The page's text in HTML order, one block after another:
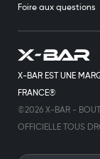
X-BAR EST UNE
FRANCE®
©2026 X-BAR -
OFFICIELLE TOUS
Foire aux questions